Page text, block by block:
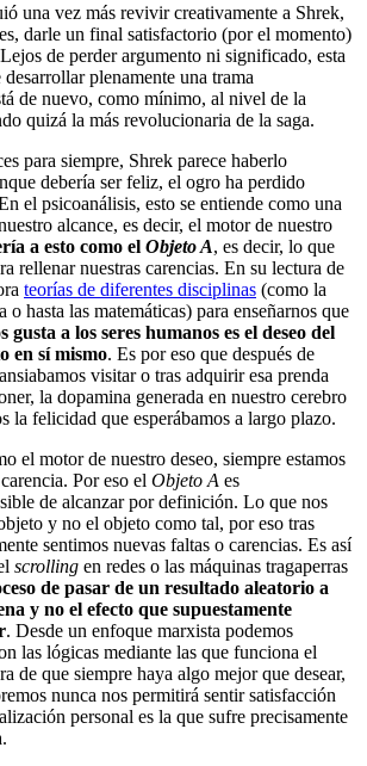
una vez más revivir creativamente a Shrek,
darle un final satisfactorio (por el momento)
de perder argumento ni significado, esta
plenamente una trama
de nuevo, como mínimo, al nivel de la
quizá la más revolucionaria de la saga.
para siempre, Shrek parece haberlo
debería ser feliz, el ogro ha perdido
el psicoanálisis, esto se entiende como una
alcance, es decir, el motor de nuestro
a esto como el Objeto A, es decir, lo que
rellenar nuestras carencias. En su lectura de
teorías de diferentes disciplinas (como la
hasta las matemáticas) para enseñarnos que
gusta a los seres humanos es el deseo del
en sí mismo. Es por eso que después de
visitar o tras adquirir esa prenda
la dopamina generada en nuestro cerebro
la felicidad que esperábamos a largo plazo.
el motor de nuestro deseo, siempre estamos
Por eso el Objeto A es
de alcanzar por definición. Lo que nos
y no el objeto como tal, por eso tras
sentimos nuevas faltas o carencias. Es así
scrolling en redes o las máquinas tragaperras
de pasar de un resultado aleatorio a
y no el efecto que supuestamente
. Desde un enfoque marxista podemos
las lógicas mediante las que funciona el
de que siempre haya algo mejor que desear,
nunca nos permitirá sentir satisfacción
personal es la que sufre precisamente